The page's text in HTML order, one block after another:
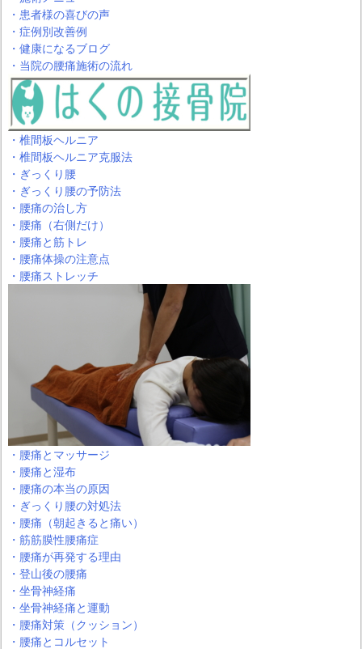
・患者様の喜びの声
・症例別改善例
・健康になるブログ
・当院の腰痛施術の流れ
・椎間板ヘルニア
・椎間板ヘルニア克服法
・ぎっくり腰
・ぎっくり腰の予防法
・腰痛の治し方
・腰痛（右側だけ）
・腰痛と筋トレ
・腰痛体操の注意点
・腰痛ストレッチ
・腰痛とマッサージ
・腰痛と湿布
・腰痛の本当の原因
・ぎっくり腰の対処法
・腰痛（朝起きると痛い）
・筋筋膜性腰痛症
・腰痛が再発する理由
・登山後の腰痛
・坐骨神経痛
・坐骨神経痛と運動
・腰痛対策（クッション）
・腰痛とコルセット